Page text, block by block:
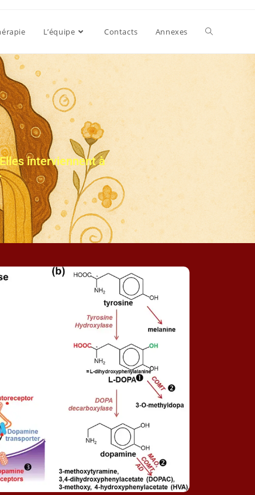
L’équipe Contacts Annexes
interviennent à